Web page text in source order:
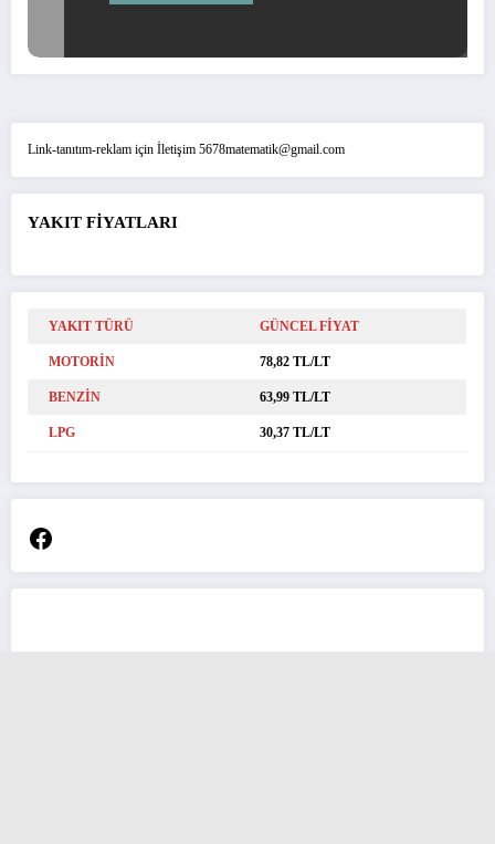
Link-tanıtım-reklam için İletişim 5678matematik@gmail.com
YAKIT FİYATLARI
YAKIT TÜRÜ GÜNCEL FİYAT
MOTORİN 78,82 TL/LT
BENZİN 63,99 TL/LT
LPG 30,37 TL/LT
Facebook